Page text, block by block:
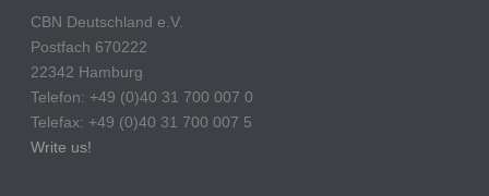
CBN Deutschland e.V.
Postfach 670222
22342 Hamburg
Telefon: +49 (0)40 31 700 007 0
Telefax: +49 (0)40 31 700 007 5
Write us!